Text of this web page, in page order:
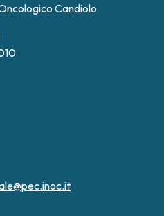
Candiolo